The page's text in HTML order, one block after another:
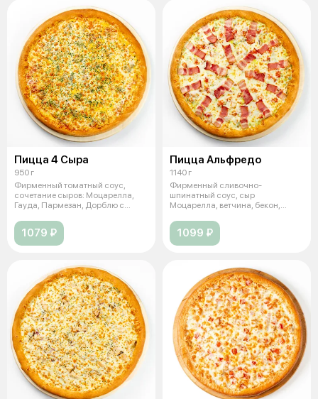
Пицца 4 Сыра
950 г
Фирменный томатный соус,
сочетание сыров: Моцарелла,
Гауда, Пармезан, Дорблю с
1079 ₽
Пицца Альфредо
1140 г
Фирменный сливочно-
шпинатный соус, сыр
Моцарелла, ветчина, бекон,
1099 ₽